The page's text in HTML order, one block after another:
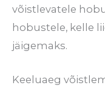
võistlevatele
hobustele, kelle
jäigemaks.
Keeluaeg